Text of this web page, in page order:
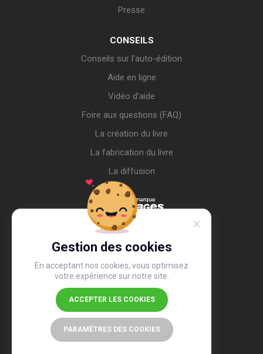
Gestion des cookies
En acceptant nos cookies, vous optimisez
votre expérience sur notre site.
ACCEPTER LES COOKIES
PARAMÈTRES DES COOKIES
Presse
CONSEILS
Conseils sur l’auto-édition
Aide en ligne
Vidéo d’aide
Foire aux questions (FAQ)
La création du livre
La fabrication du livre
La diffusion
4,4